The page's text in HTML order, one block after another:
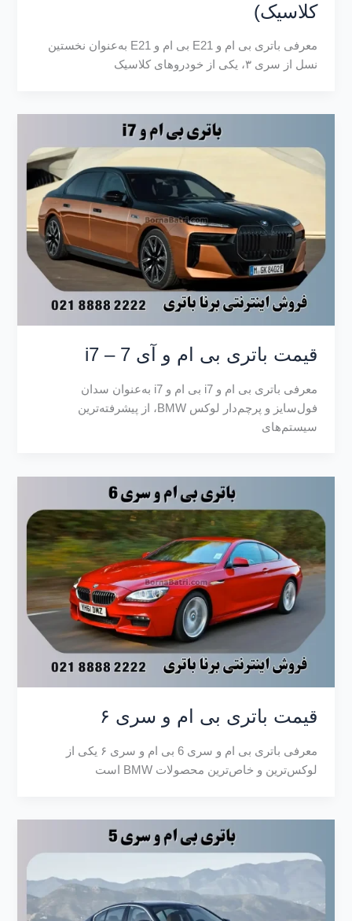
کلاسیک)
معرفی باتری بی ام و E21 بی‌ ام‌ و E21 به‌عنوان نخستین
نسل از سری ۳، یکی از خودروهای کلاسیک
قیمت باتری بی ام و آی 7 – i7
معرفی باتری بی ام و i7 بی‌ ام‌ و i7 به‌عنوان سدان
فول‌سایز و پرچم‌دار لوکس BMW، از پیشرفته‌ترین
سیستم‌های
قیمت باتری بی ام و سری ۶
معرفی باتری بی ام و سری 6 بی‌ ام‌ و سری ۶ یکی از
لوکس‌ترین و خاص‌ترین محصولات BMW است